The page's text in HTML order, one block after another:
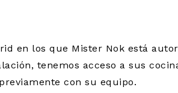
en los que Mister Nok está
tenemos acceso a sus
con su equipo.